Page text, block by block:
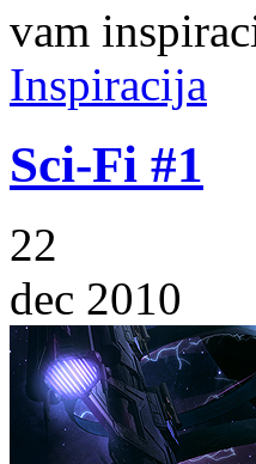
vam
Inspiracija
Sci-Fi #1
22
dec 2010